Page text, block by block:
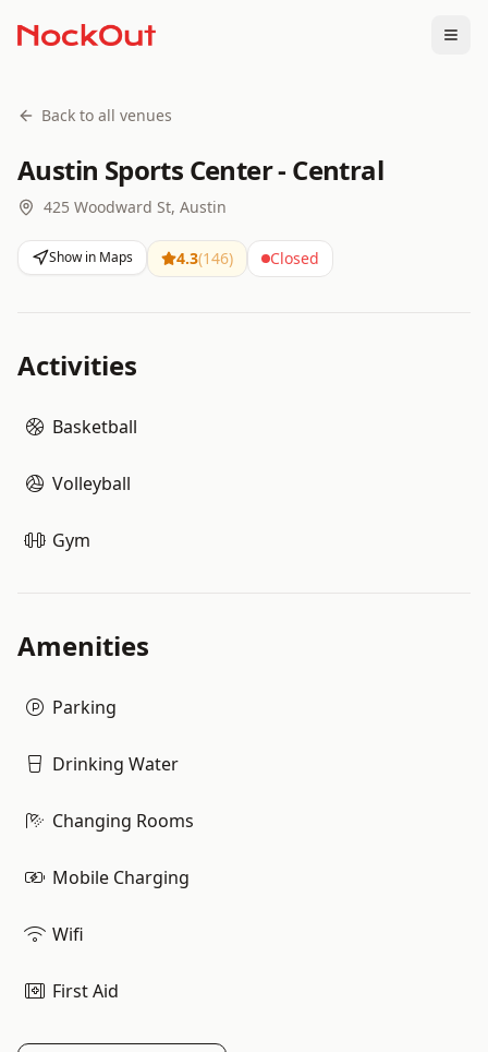
Back to all venues
Austin Sports Center - Central
425 Woodward St, Austin
Show in Maps 4.3(146) Closed
Activities
Basketball
Volleyball
Gym
Amenities
Parking
Drinking Water
Changing Rooms
Mobile Charging
Wifi
First Aid